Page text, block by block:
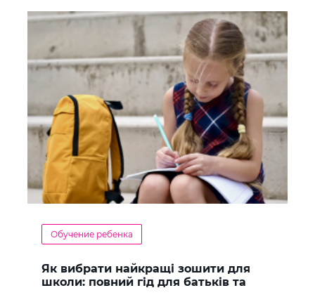
Обучение ребенка
Як вибрати найкращі зошити для
школи: повний гід для батьків та